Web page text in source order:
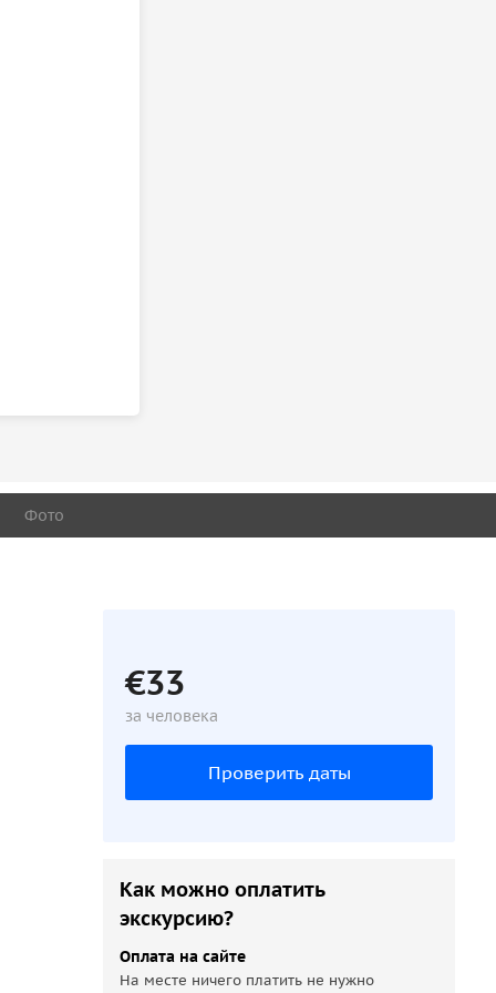
Фото
€33
за человека
Проверить даты
Как можно оплатить
экскурсию?
Оплата на сайте
На месте ничего платить не нужно